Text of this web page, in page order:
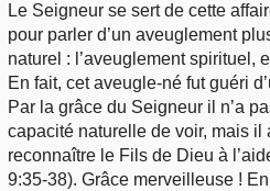
Le Seigneur se sert de cette
pour parler d’un aveuglement
naturel : l’aveuglement spirituel,
En fait, cet aveugle-né fut guéri
Par la grâce du Seigneur il n’a
capacité naturelle de voir, mais il
reconnaître le Fils de Dieu à
9:35-38). Grâce merveilleuse !